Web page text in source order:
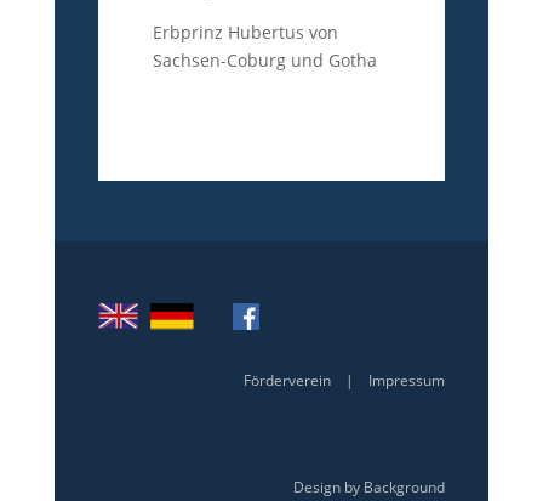
Erbprinz Hubertus von
Sachsen-Coburg und Gotha
Förderverein | Impressum
Design by Background